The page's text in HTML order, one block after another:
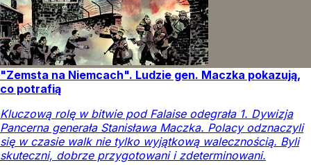
"Zemsta na Niemcach". Ludzie gen. Maczka pokazują,
co potrafią
Kluczową rolę w bitwie pod Falaise odegrała 1. Dywizja
Pancerna generała Stanisława Maczka. Polacy odznaczyli
się w czasie walk nie tylko wyjątkową walecznością. Byli
skuteczni, dobrze przygotowani i zdeterminowani.